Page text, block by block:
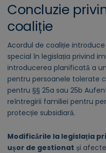
Concluzie
coaliție
Acordul de coaliție
special în legislația privind
introducerea planificată a
pentru persoanele tolerate
pentru §§ 25a sau 25b
reîntregirii familiei pentru
protecție subsidiară.
Modificările la legislația
ușor de gestionat și